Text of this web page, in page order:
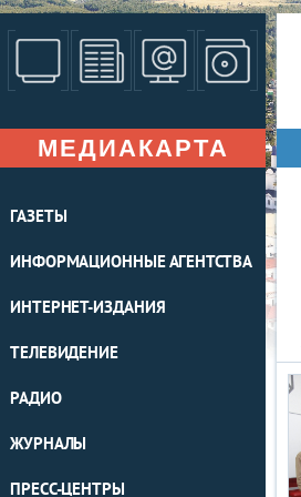
МЕДИАКАРТА
ГАЗЕТЫ
ИНФОРМАЦИОННЫЕ АГЕНТСТВА
ИНТЕРНЕТ-ИЗДАНИЯ
ТЕЛЕВИДЕНИЕ
РАДИО
ЖУРНАЛЫ
ПРЕСС-ЦЕНТРЫ